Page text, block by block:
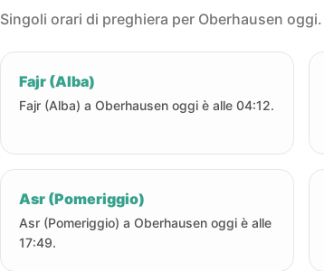
Singoli orari di preghiera per Oberhausen oggi.
Fajr (Alba)
Fajr (Alba) a Oberhausen oggi è alle 04:12.
Asr (Pomeriggio)
Asr (Pomeriggio) a Oberhausen oggi è alle
17:49.